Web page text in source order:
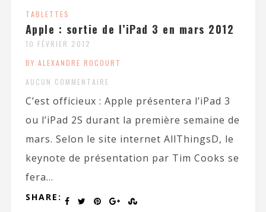
TABLETTES
Apple : sortie de l’iPad 3 en mars 2012
10 FÉVRIER 2012
BY ALEXANDRE ROCOURT
AUCUN COMMENTAIRE
C’est officieux : Apple présentera l’iPad 3
ou l’iPad 2S durant la première semaine de
mars. Selon le site internet AllThingsD, le
keynote de présentation par Tim Cooks se
fera...
SHARE: